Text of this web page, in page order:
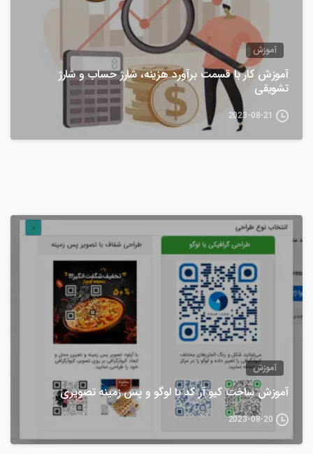
آموزش
آموزش کار با قسمت برآورد هزینه، شارژ حساب و شارژ
تشویقی
2023-08-21
آموزش
آموزش ساخت کیو آر کد با لوگو و پس زمینه تصویری
2023-08-20